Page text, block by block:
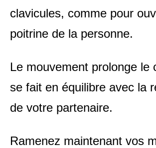
clavicules, comme pour
poitrine de la personne.
Le mouvement prolonge le
se fait en équilibre avec la
de votre partenaire.
Ramenez maintenant vos